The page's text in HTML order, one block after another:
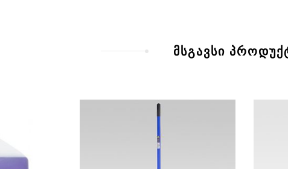
მსგავსი